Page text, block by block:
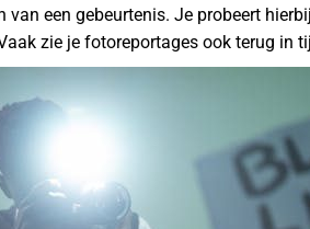
van een gebeurtenis. Je probeert
zie je fotoreportages ook terug in